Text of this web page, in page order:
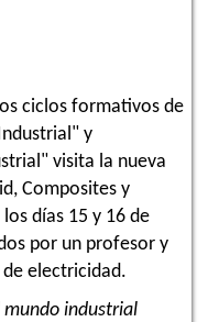
ciclos formativos de
y
visita la nueva
Composites y
días 15 y 16 de
por un profesor y
electricidad.
mundo industrial